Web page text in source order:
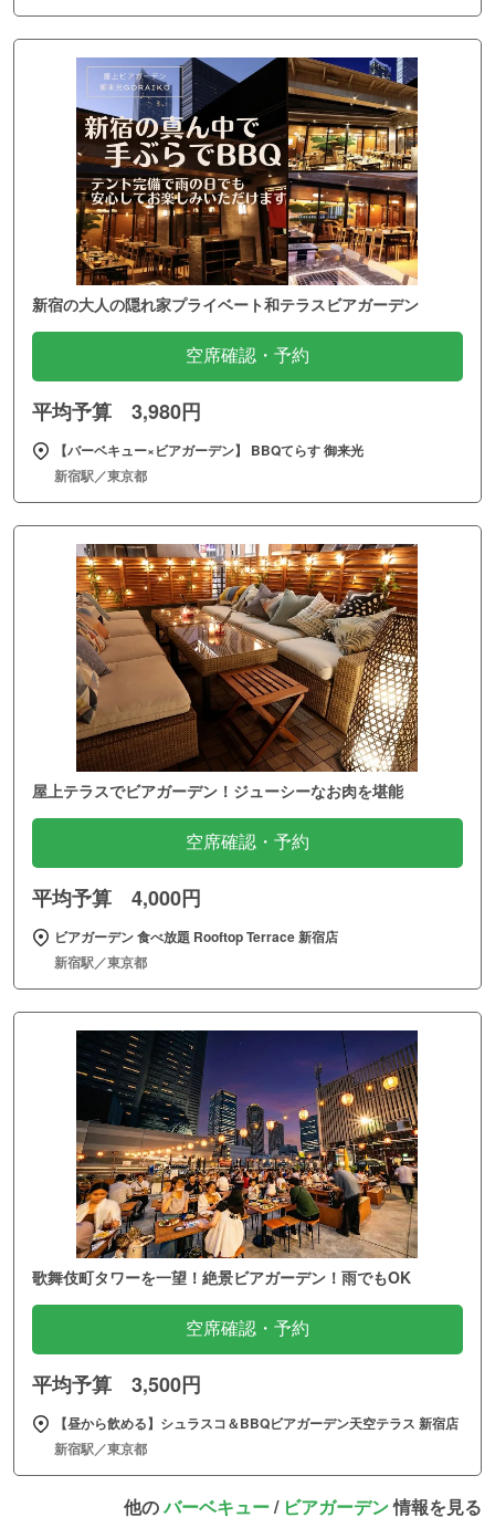
新宿の大人の隠れ家プライベート和テラスビアガーデン
空席確認・予約
平均予算 3,980円
【バーベキュー×ビアガーデン】 BBQてらす 御来光
新宿駅／東京都
屋上テラスでビアガーデン！ジューシーなお肉を堪能
空席確認・予約
平均予算 4,000円
ビアガーデン 食べ放題 Rooftop Terrace 新宿店
新宿駅／東京都
歌舞伎町タワーを一望！絶景ビアガーデン！雨でもOK
空席確認・予約
平均予算 3,500円
【昼から飲める】シュラスコ＆BBQビアガーデン天空テラス 新宿店
新宿駅／東京都
他のバーベキュー/ ビアガーデン情報を見る